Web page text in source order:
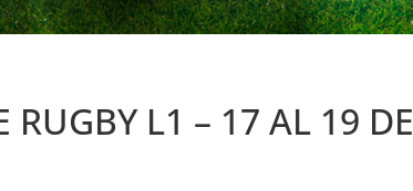
RUGBY L1 – 17 AL 19 DE